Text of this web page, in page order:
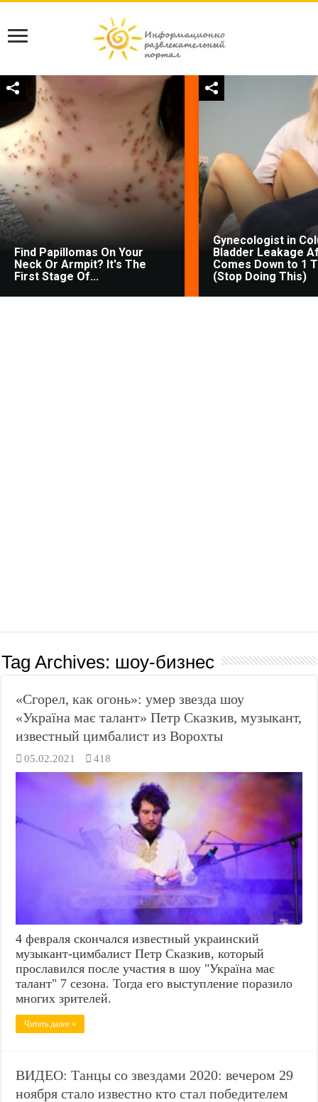
Find Papillomas On Your
Neck Or Armpit? It's The
First Stage Of...
Gynecologist in
Bladder Leakage
Comes Down to 1
(Stop Doing This)
Tag Archives: шоу-бизнес
«Сгорел, как огонь»: умер звезда шоу
«Україна має талант» Петр Сказкив, музыкант,
известный цимбалист из Ворохты
05.02.2021 418
4 февраля скончался известный украинский
музыкант-цимбалист Петр Сказкив, который
прославился после участия в шоу "Україна має
талант" 7 сезона. Тогда его выступление поразило
многих зрителей.
Читать далее »
ВИДЕО: Танцы со звездами 2020: вечером 29
ноября стало известно кто стал победителем